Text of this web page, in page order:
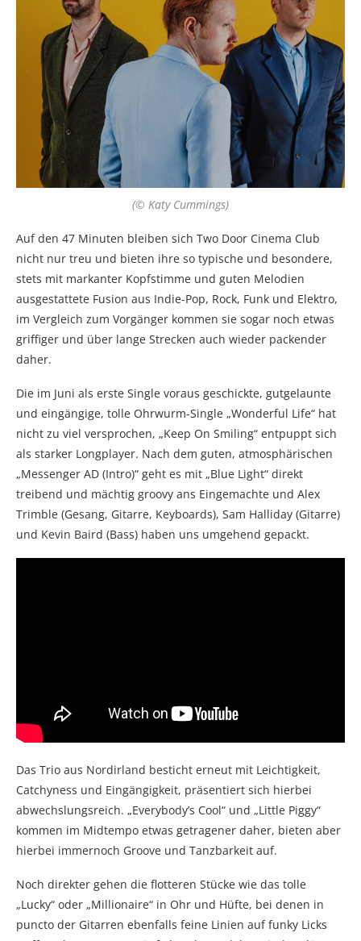
(© Katy Cummings)
Auf den 47 Minuten bleiben sich Two Door Cinema Club
nicht nur treu und bieten ihre so typische und besondere,
stets mit markanter Kopfstimme und guten Melodien
ausgestattete Fusion aus Indie-Pop, Rock, Funk und Elektro,
im Vergleich zum Vorgänger kommen sie sogar noch etwas
griffiger und über lange Strecken auch wieder packender
daher.
Die im Juni als erste Single voraus geschickte, gutgelaunte
und eingängige, tolle Ohrwurm-Single „Wonderful Life“ hat
nicht zu viel versprochen, „Keep On Smiling“ entpuppt sich
als starker Longplayer. Nach dem guten, atmosphärischen
„Messenger AD (Intro)“ geht es mit „Blue Light“ direkt
treibend und mächtig groovy ans Eingemachte und Alex
Trimble (Gesang, Gitarre, Keyboards), Sam Halliday (Gitarre)
und Kevin Baird (Bass) haben uns umgehend gepackt.
Das Trio aus Nordirland besticht erneut mit Leichtigkeit,
Catchyness und Eingängigkeit, präsentiert sich hierbei
abwechslungsreich. „Everybody’s Cool“ und „Little Piggy“
kommen im Midtempo etwas getragener daher, bieten aber
hierbei immernoch Groove und Tanzbarkeit auf.
Noch direkter gehen die flotteren Stücke wie das tolle
„Lucky“ oder „Millionaire“ in Ohr und Hüfte, bei denen in
puncto der Gitarren ebenfalls feine Linien auf funky Licks